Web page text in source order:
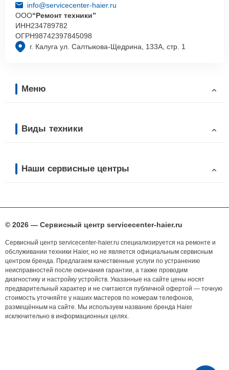
г. Калуга ул. Салтыкова-Щедрина, 133А, стр. 1
info@servicecenter-haier.ru
ООО“Ремонт техники”
ИНН234789782
ОГРН98742397845098
Меню
Виды техники
Наши сервисные центры
© 2026 — Сервисный центр servicecenter-haier.ru
Сервисный центр servicecenter-haier.ru специализируется на ремонте и
обслуживании техники Haier, но не является официальным сервисным
центром бренда. Предлагаем качественные услуги по устранению
неисправностей после окончания гарантии, а также проводим
диагностику и настройку устройств. Указанные на сайте цены носят
предварительный характер и не считаются публичной офертой — точную
стоимость уточняйте у наших мастеров по номерам телефонов,
размещённым на сайте. Мы используем название бренда Haier
исключительно в информационных целях.